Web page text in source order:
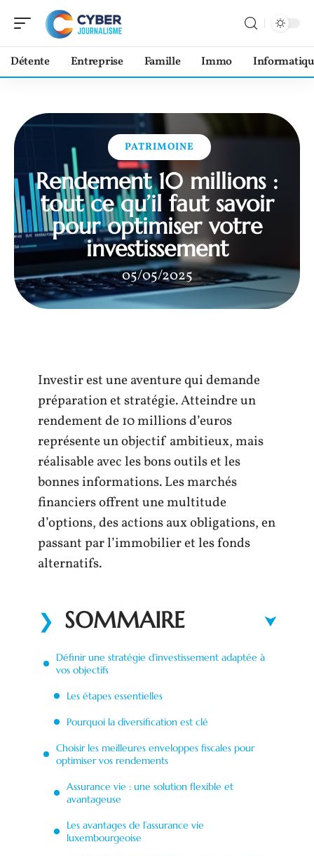
Détente Entreprise Famille Immo
PATRIMOINE
Rendement 10 millions :
tout ce qu’il faut savoir
pour optimiser votre
investissement
05/05/2025
Investir est une aventure qui demande
préparation et stratégie. Atteindre un
rendement de 10 millions d’euros
représente un objectif ambitieux, mais
réalisable avec les bons outils et les
bonnes informations. Les marchés
financiers offrent une multitude
d’options, des actions aux obligations, en
passant par l’immobilier et les fonds
alternatifs.
SOMMAIRE
Définir une stratégie d’investissement adaptée à
vos objectifs
Les étapes essentielles
Pourquoi la diversification est clé
Choisir les meilleures enveloppes fiscales pour
optimiser vos rendements
Assurance vie : une solution flexible et
avantageuse
Les avantages de l’assurance vie
luxembourgeoise